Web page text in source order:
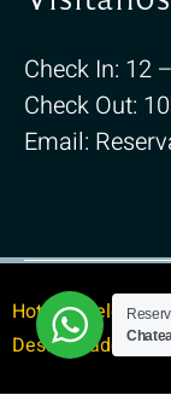
Check In: 12
Check Out:
Email:
Hotel El Velero.
Desarrollado por